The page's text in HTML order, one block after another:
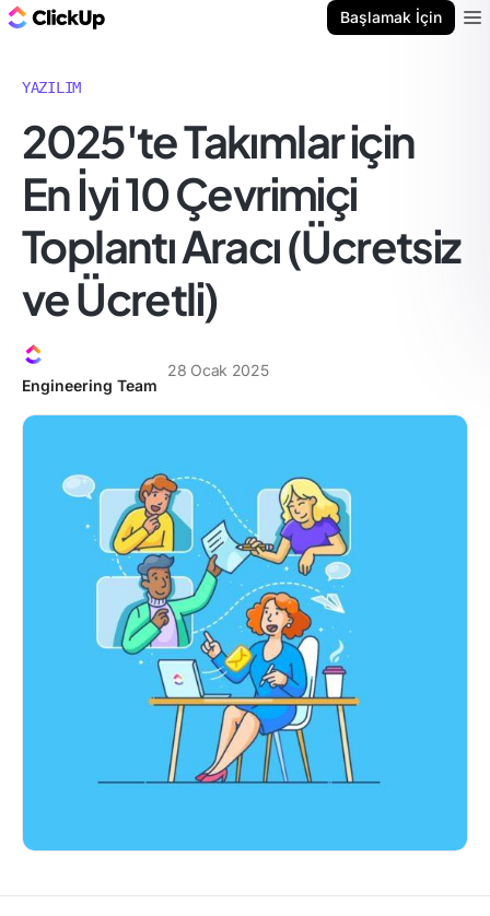
Başlamak İçin
YAZILIM
2025'te Takımlar için
En İyi 10 Çevrimiçi
Toplantı Aracı (Ücretsiz
ve Ücretli)
Engineering Team
28 Ocak 2025